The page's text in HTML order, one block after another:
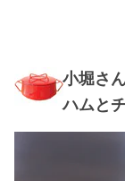
小堀さ
ハムと